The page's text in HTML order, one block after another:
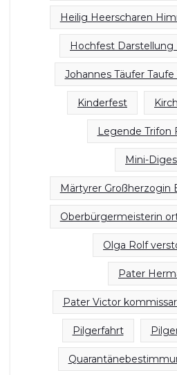
Heilig Heerscharen
Hochfest Darstellung
Johannes Täufer
Kinderfest
Legende Trifon
Mini-
Märtyrer Großherzogin
Oberbürgermeisterin
Olga Rolf
Pater
Pater Victor
Pilgerfahrt